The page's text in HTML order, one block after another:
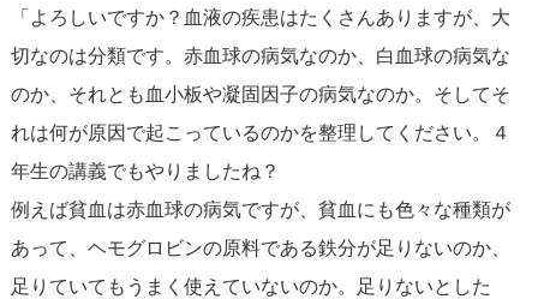
「よろしいですか？血液の疾患はたくさんありますが、大
切なのは分類です。赤血球の病気なのか、白血球の病気な
のか、それとも血小板や凝固因子の病気なのか。そしてそ
れは何が原因で起こっているのかを整理してください。４
年生の講義でもやりましたね？
例えば貧血は赤血球の病気ですが、貧血にも色々な種類が
あって、ヘモグロビンの原料である鉄分が足りないのか、
足りていてもうまく使えていないのか。足りないとした